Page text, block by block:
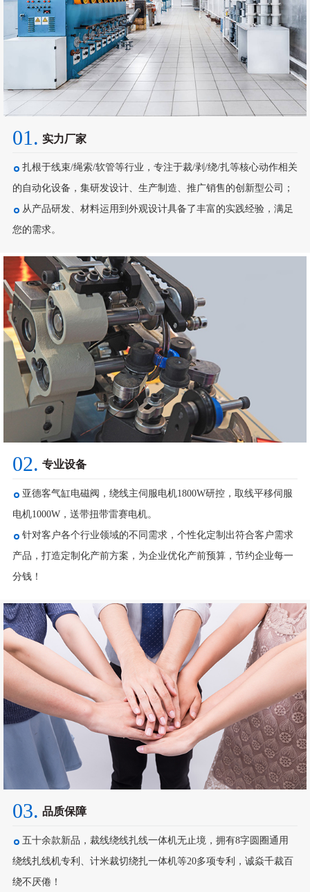
01. 实力厂家
扎根于线束/绳索/软管等行业，专注于裁/剥/绕/扎等核心动作相关
的自动化设备，集研发设计、生产制造、推广销售的创新型公司；
从产品研发、材料运用到外观设计具备了丰富的实践经验，满足
您的需求。
02. 专业设备
亚德客气缸电磁阀，绕线主伺服电机1800W研控，取线平移伺服
电机1000W，送带扭带雷赛电机。
针对客户各个行业领域的不同需求，个性化定制出符合客户需求
产品，打造定制化产前方案，为企业优化产前预算，节约企业每一
分钱！
03. 品质保障
五十余款新品，裁线绕线扎线一体机无止境，拥有8字圆圈通用
绕线扎线机专利、计米裁切绕扎一体机等20多项专利，诚焱千裁百
绕不厌倦！